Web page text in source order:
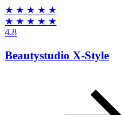
★ ★ ★ ★ ★
★ ★ ★ ★ ★
4.8
Beautystudio X-Style